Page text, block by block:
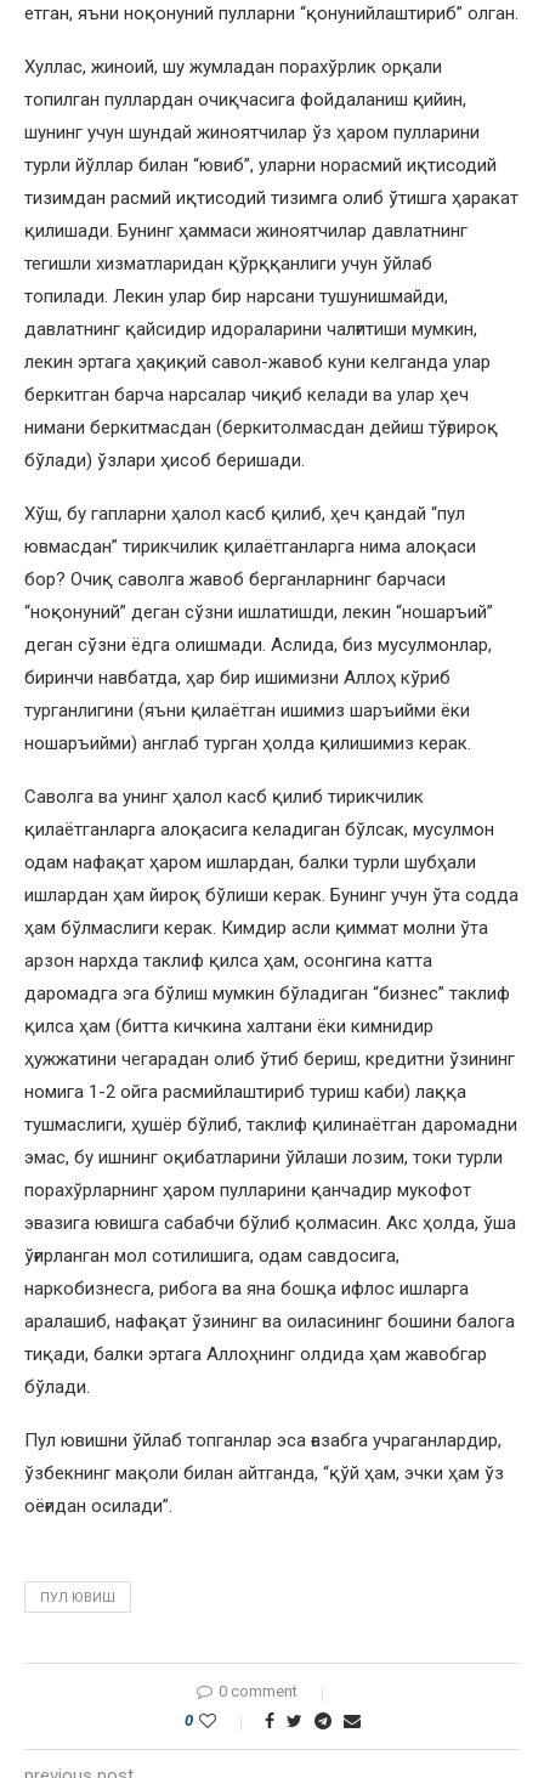
етган, яъни ноқонуний пулларни “қонунийлаштириб” олган.
Хуллас, жиноий, шу жумладан порахўрлик орқали
топилган пуллардан очиқчасига фойдаланиш қийин,
шунинг учун шундай жиноятчилар ўз ҳаром пулларини
турли йўллар билан “ювиб”, уларни норасмий иқтисодий
тизимдан расмий иқтисодий тизимга олиб ўтишга ҳаракат
қилишади. Бунинг ҳаммаси жиноятчилар давлатнинг
тегишли хизматларидан қўрққанлиги учун ўйлаб
топилади. Лекин улар бир нарсани тушунишмайди,
давлатнинг қайсидир идораларини чалғитиши мумкин,
лекин эртага ҳақиқий савол-жавоб куни келганда улар
беркитган барча нарсалар чиқиб келади ва улар ҳеч
нимани беркитмасдан (беркитолмасдан дейиш тўғрироқ
бўлади) ўзлари ҳисоб беришади.
Хўш, бу гапларни ҳалол касб қилиб, ҳеч қандай “пул
ювмасдан” тирикчилик қилаётганларга нима алоқаси
бор? Очиқ саволга жавоб берганларнинг барчаси
“ноқонуний” деган сўзни ишлатишди, лекин “ношаръий”
деган сўзни ёдга олишмади. Аслида, биз мусулмонлар,
биринчи навбатда, ҳар бир ишимизни Аллоҳ кўриб
турганлигини (яъни қилаётган ишимиз шаръийми ёки
ношаръийми) англаб турган ҳолда қилишимиз керак.
Саволга ва унинг ҳалол касб қилиб тирикчилик
қилаётганларга алоқасига келадиган бўлсак, мусулмон
одам нафақат ҳаром ишлардан, балки турли шубҳали
ишлардан ҳам йироқ бўлиши керак. Бунинг учун ўта содда
ҳам бўлмаслиги керак. Кимдир асли қиммат молни ўта
арзон нархда таклиф қилса ҳам, осонгина катта
даромадга эга бўлиш мумкин бўладиган “бизнес” таклиф
қилса ҳам (битта кичкина халтани ёки кимнидир
ҳужжатини чегарадан олиб ўтиб бериш, кредитни ўзининг
номига 1-2 ойга расмийлаштириб туриш каби) лаққа
тушмаслиги, ҳушёр бўлиб, таклиф қилинаётган даромадни
эмас, бу ишнинг оқибатларини ўйлаши лозим, токи турли
порахўрларнинг ҳаром пулларини қанчадир мукофот
эвазига ювишга сабабчи бўлиб қолмасин. Акс ҳолда, ўша
ўғирланган мол сотилишига, одам савдосига,
наркобизнесга, рибога ва яна бошқа ифлос ишларга
аралашиб, нафақат ўзининг ва оиласининг бошини балога
тиқади, балки эртага Аллоҳнинг олдида ҳам жавобгар
бўлади.
Пул ювишни ўйлаб топганлар эса ғазабга учраганлардир,
ўзбекнинг мақоли билан айтганда, “қўй ҳам, эчки ҳам ўз
оёғидан осилади”.
ПУЛ ЮВИШ
0 comment
0